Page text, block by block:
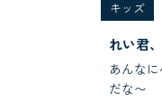
キッズ
れい君
あんな
だな〜